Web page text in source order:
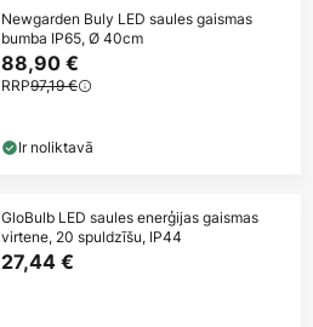
Newgarden Buly LED saules gaismas
bumba IP65, Ø 40cm
88,90 €
RRP97,19 €
Ir noliktavā
GloBulb LED saules enerģijas gaismas
virtene, 20 spuldzīšu, IP44
27,44 €